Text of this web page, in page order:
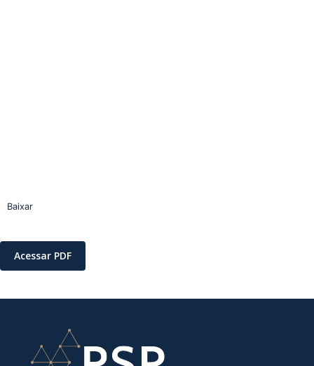
Baixar
Acessar PDF